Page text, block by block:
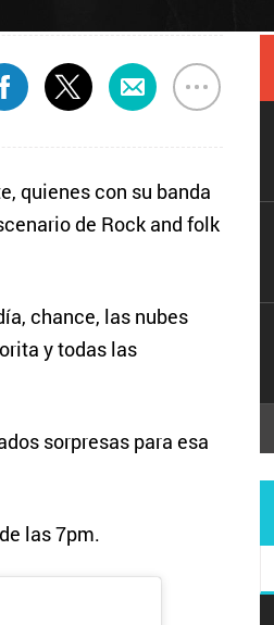
quienes con su banda
de Rock and folk
chance, las nubes
y todas las
sorpresas para esa
las 7pm.